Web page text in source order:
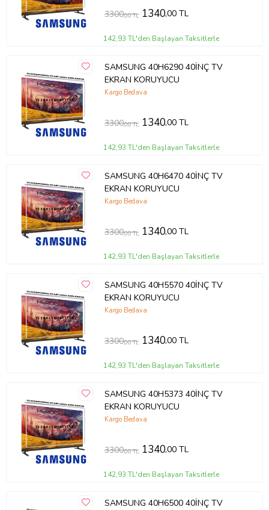
3300,00 TL 1340,00 TL
142,93 TL'den Başlayan Taksitlerle
SAMSUNG 40H6290 40İNÇ TV
EKRAN KORUYUCU
Kargo Bedava
3300,00 TL 1340,00 TL
142,93 TL'den Başlayan Taksitlerle
SAMSUNG 40H6470 40İNÇ TV
EKRAN KORUYUCU
Kargo Bedava
3300,00 TL 1340,00 TL
142,93 TL'den Başlayan Taksitlerle
SAMSUNG 40H5570 40İNÇ TV
EKRAN KORUYUCU
Kargo Bedava
3300,00 TL 1340,00 TL
142,93 TL'den Başlayan Taksitlerle
SAMSUNG 40H5373 40İNÇ TV
EKRAN KORUYUCU
Kargo Bedava
3300,00 TL 1340,00 TL
142,93 TL'den Başlayan Taksitlerle
SAMSUNG 40H6500 40İNÇ TV